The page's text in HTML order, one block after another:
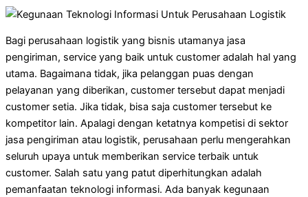
Bagi perusahaan logistik yang bisnis utamanya jasa
pengiriman, service yang baik untuk customer adalah hal yang
utama. Bagaimana tidak, jika pelanggan puas dengan
pelayanan yang diberikan, customer tersebut dapat menjadi
customer setia. Jika tidak, bisa saja customer tersebut ke
kompetitor lain. Apalagi dengan ketatnya kompetisi di sektor
jasa pengiriman atau logistik, perusahaan perlu mengerahkan
seluruh upaya untuk memberikan service terbaik untuk
customer. Salah satu yang patut diperhitungkan adalah
pemanfaatan teknologi informasi. Ada banyak kegunaan